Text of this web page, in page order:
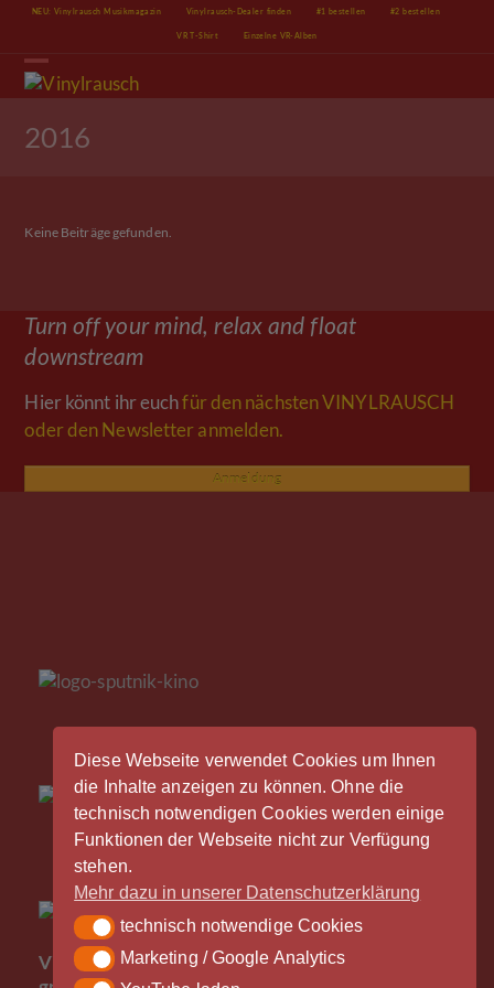
Diese Webseite verwendet Cookies um Ihnen
die Inhalte anzeigen zu können. Ohne die
technisch notwendigen Cookies werden einige
Funktionen der Webseite nicht zur Verfügung
stehen.
Mehr dazu in unserer Datenschutzerklärung
technisch notwendige Cookies
technisch notwendige Cookies
Marketing / Google Analytics
Marketing / Google Analytics
Skip
content
NEU: Vinylrausch Musikmagazin Vinylrausch-Dealer finden #1 bestellen #2 bestellen
VR T-Shirt Einzelne VR-Alben
Open
mobile
menu
Close
mobile
menu
2016
Keine Beiträge gefunden.
Turn off your mind, relax and float
downstream
Hier könnt ihr euchfür den nächsten VINYLRAUSCH
oder den Newsletter anmelden.
Anmeldung
Vinylrausch wäre nicht möglich ohne die